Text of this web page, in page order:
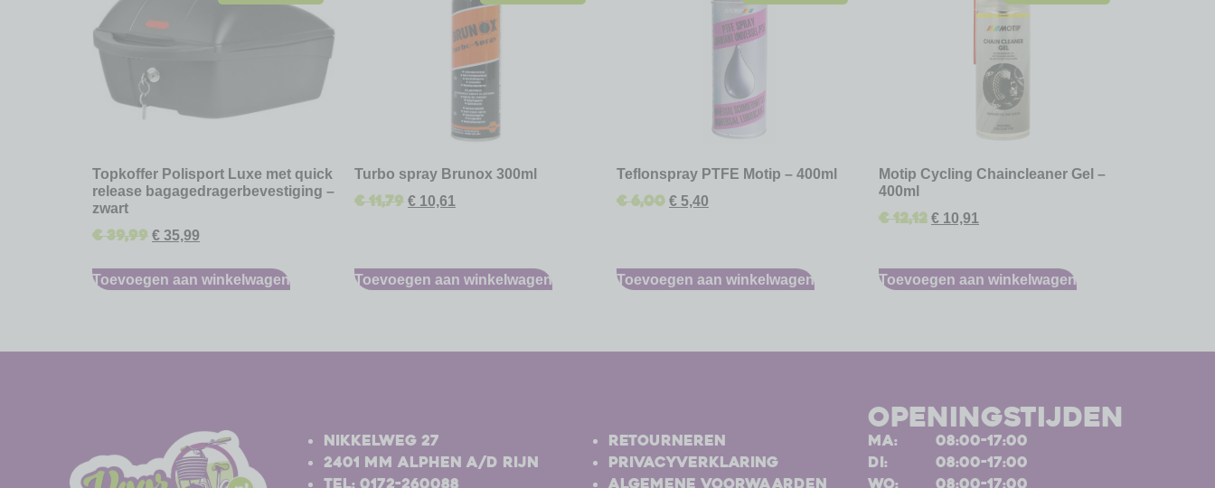
Topkoffer Polisport Luxe met quick
release bagagedragerbevestiging –
zwart
€39,99 € 35,99
Toevoegen aan winkelwagen
Turbo spray Brunox 300ml
€11,79 € 10,61
Toevoegen aan winkelwagen
Teflonspray PTFE Motip – 400ml
€6,00 € 5,40
Toevoegen aan winkelwagen
Motip Cycling Chaincleaner Gel –
400ml
€12,12 € 10,91
Toevoegen aan winkelwagen
Nikkelweg 27
2401 MM Alphen a/d Rijn
Tel: 0172-260088
Retourneren
Privacyverklaring
Algemene voorwaarden
openingstijden
ma:
di:
wo:
08:00-17:00
08:00-17:00
08:00-17:00